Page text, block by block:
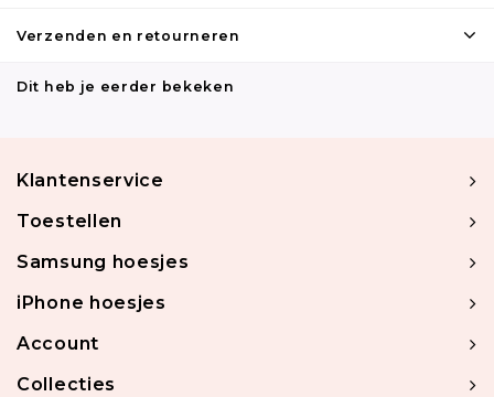
Verzenden en retourneren
Dit heb je eerder bekeken
Klantenservice
Toestellen
Samsung hoesjes
iPhone hoesjes
Account
Collecties